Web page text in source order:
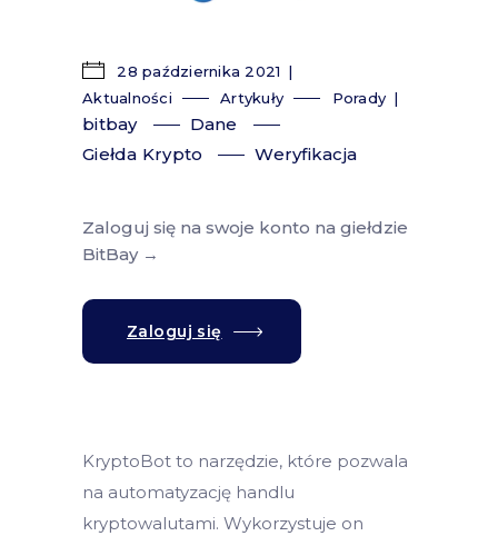
28 października 2021
Aktualności
Artykuły Porady
bitbay
Dane
Giełda Krypto
Weryfikacja
Zaloguj się na swoje konto na giełdzie
BitBay →
Zaloguj się
KryptoBot to narzędzie, które pozwala
na automatyzację handlu
kryptowalutami. Wykorzystuje on